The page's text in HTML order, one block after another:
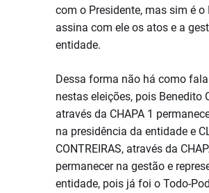
com o Presidente, mas sim é o
assina com ele os atos e a
entidade.
Dessa forma não há como
nestas eleições, pois Benedito
através da CHAPA 1
na presidência da entidade e
CONTREIRAS, através da
permanecer na gestão e
entidade, pois já foi o Todo-